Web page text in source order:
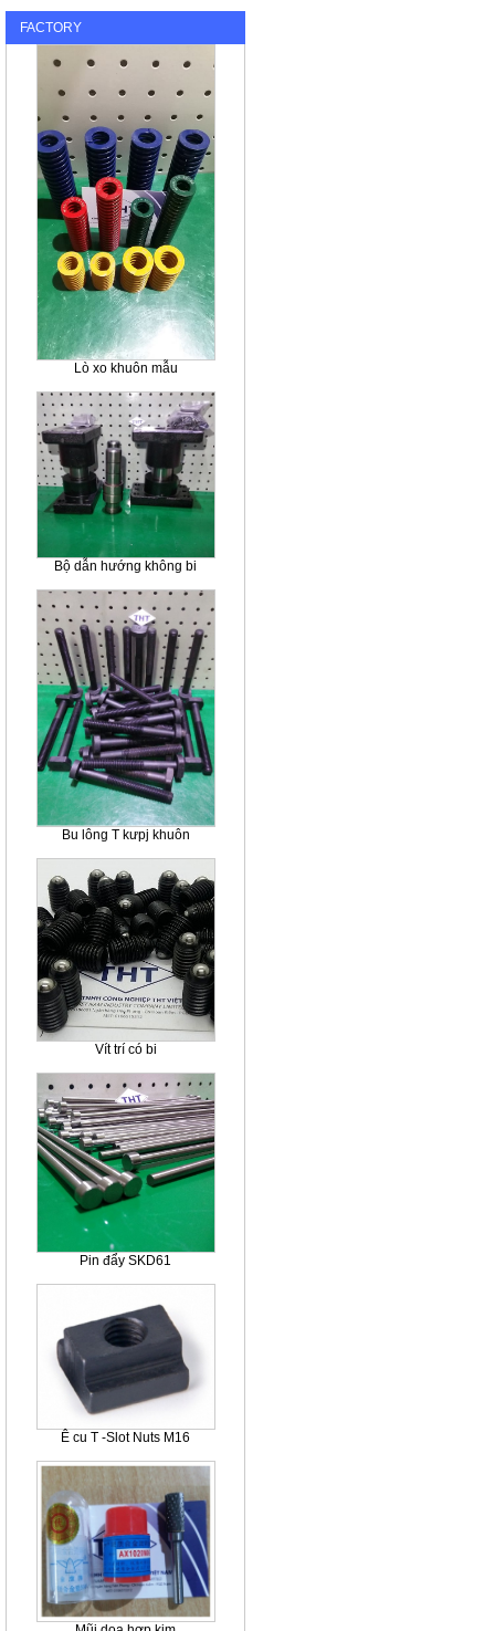
FACTORY
Lò xo khuôn mẫu
Bộ dẫn hướng không bi
Bu lông T kưpj khuôn
Vít trí có bi
Pin đẩy SKD61
Ê cu T -Slot Nuts M16